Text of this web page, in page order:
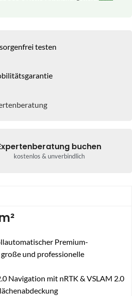
testen
buchen
kostenlos & unverbindlich
Premium-
und professionelle
Navigation mit nRTK & VSLAM 2.0